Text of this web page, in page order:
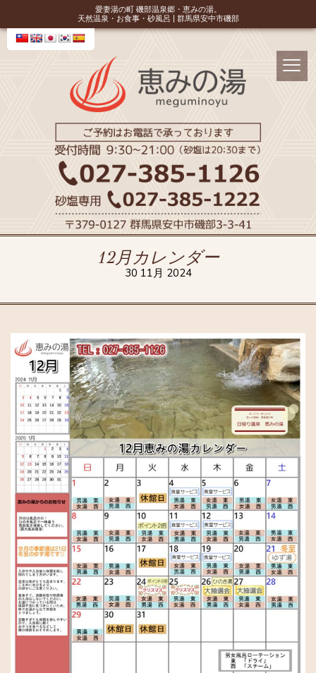
愛妻湯の町 磯部温泉郷・恵みの湯。
天然温泉・お食事・砂風呂 | 群馬県安中市磯部
12月カレンダー
30 11月 2024